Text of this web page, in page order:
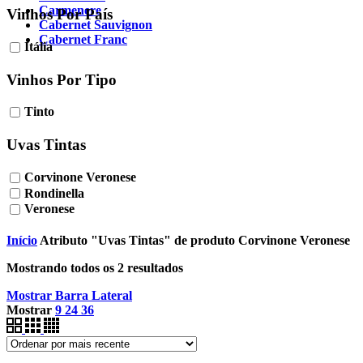
Carmenere
Cabernet Sauvignon
Cabernet Franc
Vinhos Por País
Itália
Vinhos Por Tipo
Tinto
Uvas Tintas
Corvinone Veronese
Rondinella
Veronese
Início Atributo "Uvas Tintas" de produto Corvinone Veronese
Mostrando todos os 2 resultados
Mostrar Barra Lateral
Mostrar 9 24 36